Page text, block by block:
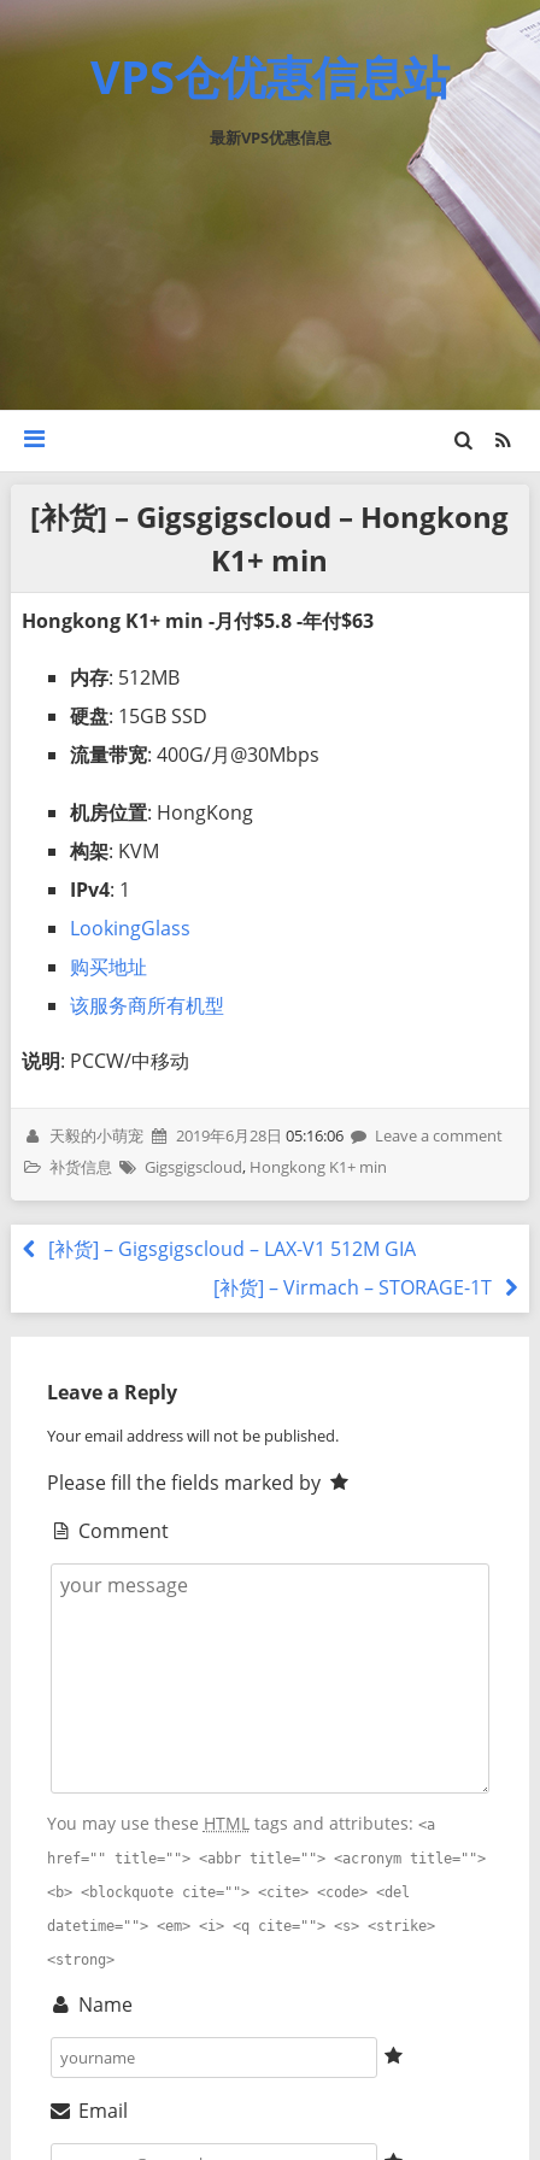
VPS仓优惠信息站
最新VPS优惠信息
[补货] – Gigsgigscloud – Hongkong
K1+ min
Hongkong K1+ min -月付$5.8 -年付$63
内存: 512MB
硬盘: 15GB SSD
流量带宽: 400G/月@30Mbps
机房位置: HongKong
构架: KVM
IPv4: 1
LookingGlass
购买地址
该服务商所有机型
说明: PCCW/中移动
天毅的小萌宠 2019年6月28日 05:16:06
Leave a comment
补货信息
Gigsgigscloud, Hongkong K1+ min
[补货] – Gigsgigscloud – LAX-V1 512M GIA
[补货] – Virmach – STORAGE-1T
Leave a Reply
Your email address will not be published.
Please fill the fields marked by
Comment
You may use these HTMLtags and attributes: <a
href="" title=""> <abbr title=""> <acronym title="">
<b> <blockquote cite=""> <cite> <code> <del
datetime=""> <em> <i> <q cite=""> <s> <strike>
<strong>
Name
Email